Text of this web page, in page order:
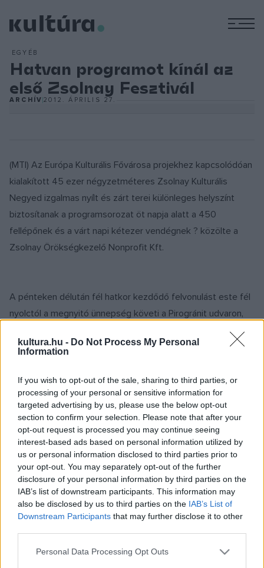
kultura.hu - Do Not Process My Personal
Information
If you wish to opt-out of the sale, sharing to third parties, or
processing of your personal or sensitive information for
targeted advertising by us, please use the below opt-out
section to confirm your selection. Please note that after your
opt-out request is processed you may continue seeing
interest-based ads based on personal information utilized by
us or personal information disclosed to third parties prior to
your opt-out. You may separately opt-out of the further
disclosure of your personal information by third parties on the
IAB’s list of downstream participants. This information may
also be disclosed by us to third parties on the IAB’s List of
Downstream Participants that may further disclose it to other
Please note that this website/app uses one or more Google
Personal Data Processing Opt Outs
EGYÉB
Hatvan programot kínál az
első Zsolnay Fesztivál
ARCHÍV2012. ÁPRILIS 27.
(MTI) Az Európa Kulturális Fővárosa projekhez kapcsolódóan
kialakított 45 ezer négyzetméteres Zsolnay Kulturális
Negyed izgalmas nyílt és zárt terei különleges helyszínt
biztosítanak a programsorozat öt napja alatt a 450
fellépőnek és a várt napi kétezer vendégnek ? közölte a
Zsolnay Örökségkezelő Nonprofit Kft.
A pénteken délután fél hatkor kezdődő felvonulást este fél
nyolctól a megnyitó ünnepség követi a Pirogránit udvaron,
erre
az alkalomra írt kórusművének ősbemutatója pécsi kórusok
Orkestar ad koncertet.
Márta István, a Zsolnay Örökségkezelő Nonprofit Kft.
ügyvezető igazgatója korábban elmondta: a kulturális
negyed kiváló adottságainak bemutatását célzó
összművészeti fesztivál programjai között a gyerekeknek, a
fiataloknak és az idősebbeknek szóló események egyaránt
szerepelnek. A komolyzenei hangversenyektől kezdve a
jazz, népzenei és elektronikus zenei koncerteken át a